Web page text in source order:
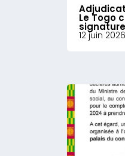
Le Togo
12 juin 2026